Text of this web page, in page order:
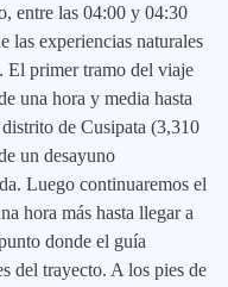
entre las 04:00 y 04:30
las experiencias naturales
El primer tramo del viaje
una hora y media hasta
de Cusipata (3,310
un desayuno
Luego continuaremos el
hora más hasta llegar a
donde el guía
del trayecto. A los pies de